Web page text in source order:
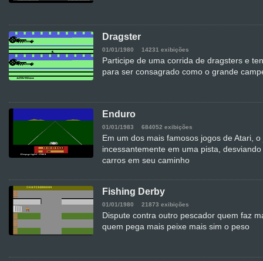
Dragster
01/01/1980 14231 exibições
Participe de uma corrida de dragsters e
para ser consagrado como o grande
Enduro
01/01/1983 684052 exibições
Em um dos mais famosos jogos de Atari,
incessantemente em uma pista,
carros em seu caminho
Fishing Derby
01/01/1980 21873 exibições
Dispute contra outro pescador quem faz
quem pega mais peixe mais sim o peso